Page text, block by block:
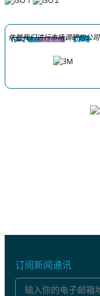
依赖我们进行市场调研的公司
订阅新闻通讯